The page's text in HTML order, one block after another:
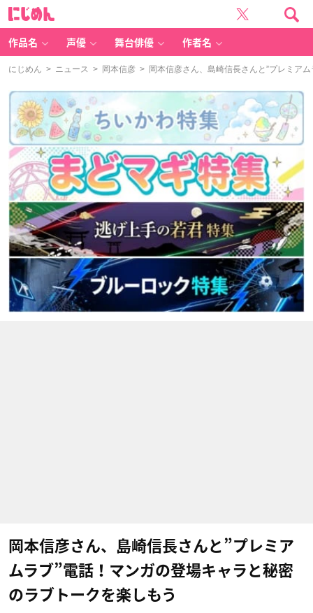
作品名 声優 舞台俳優 作者名
にじめん > ニュース > 岡本信彦 > 岡本信彦さん、島崎信長さんと”プレミア
岡本信彦さん、島崎信長さんと”プレミア
ムラブ”電話！マンガの登場キャラと秘密
のラブトークを楽しもう